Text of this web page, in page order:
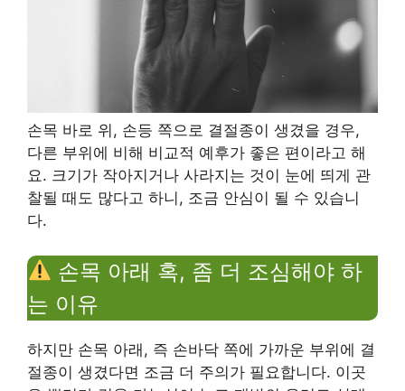
손목 바로 위, 손등 쪽으로 결절종이 생겼을 경우,
다른 부위에 비해 비교적 예후가 좋은 편이라고 해
요. 크기가 작아지거나 사라지는 것이 눈에 띄게 관
찰될 때도 많다고 하니, 조금 안심이 될 수 있습니
다.
손목 아래 혹, 좀 더 조심해야 하
는 이유
하지만 손목 아래, 즉 손바닥 쪽에 가까운 부위에 결
절종이 생겼다면 조금 더 주의가 필요합니다. 이곳